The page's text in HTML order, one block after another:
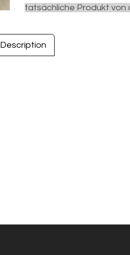
tatsächliche Produkt von
Description